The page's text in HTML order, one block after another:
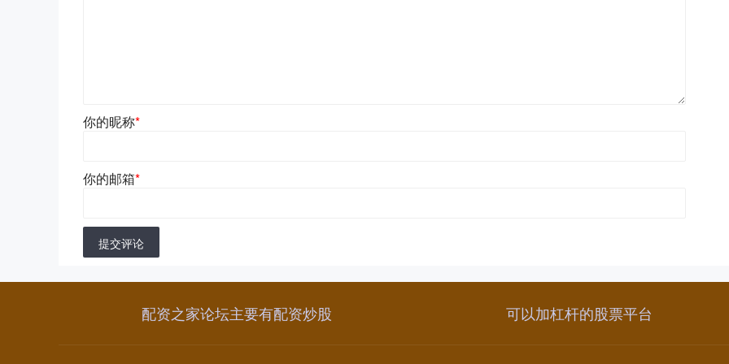
你的昵称*
你的邮箱*
提交评论
配资之家论坛主要有配资炒股 可以加杠杆的股票平台